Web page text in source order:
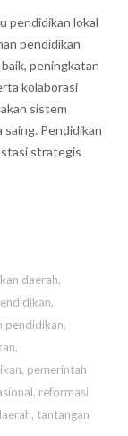
pendidikan lokal
pendidikan
peningkatan
kolaborasi
sistem
Pendidikan
strategis
daerah,
,
pendidikan,
,
, pemerintah
, reformasi
, tantangan